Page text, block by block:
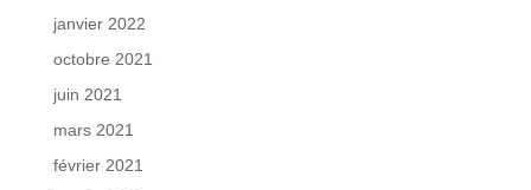
janvier 2022
octobre 2021
juin 2021
mars 2021
février 2021